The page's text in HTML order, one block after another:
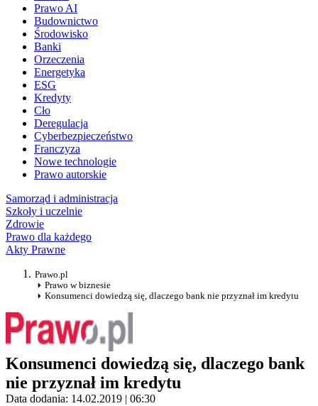
Prawo AI
Budownictwo
Środowisko
Banki
Orzeczenia
Energetyka
ESG
Kredyty
Cło
Deregulacja
Cyberbezpieczeństwo
Franczyza
Nowe technologie
Prawo autorskie
Samorząd i administracja
Szkoły i uczelnie
Zdrowie
Prawo dla każdego
Akty Prawne
Prawo.pl
Prawo w biznesie
Konsumenci dowiedzą się, dlaczego bank nie przyznał im kredytu
Konsumenci dowiedzą się, dlaczego bank
nie przyznał im kredytu
Data dodania: 14.02.2019 | 06:30